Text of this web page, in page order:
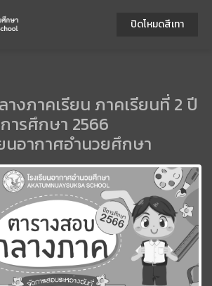
งภาคเรียน ภาคเรียนที่ 2 ปี
การศึกษา 2566
นอากาศอำนวยศึกษา
ปิดโหมดสีเทา